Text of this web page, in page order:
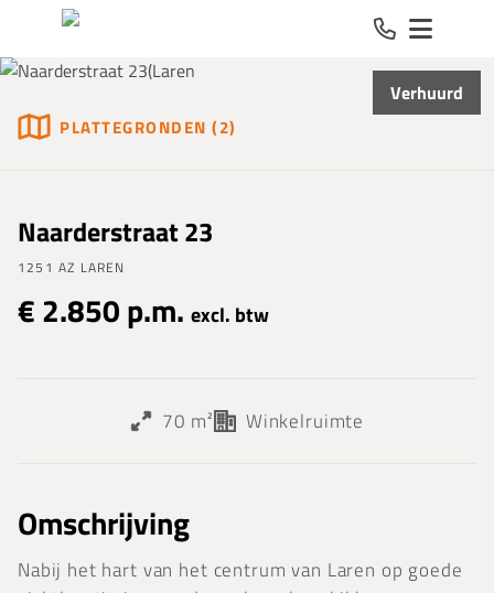
Spring naar inhoud
Verhuurd
PLATTEGRONDEN (2)
Naarderstraat 23
1251 AZ LAREN
€ 2.850 p.m. excl. btw
70 m² Winkelruimte
Omschrijving
Nabij het hart van het centrum van Laren op goede